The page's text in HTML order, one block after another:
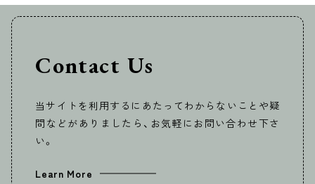
Contact Us
当サイトを利用するにあたってわからないことや疑
問などがありましたら、お気軽にお問い合わせ下さ
い。
Learn More